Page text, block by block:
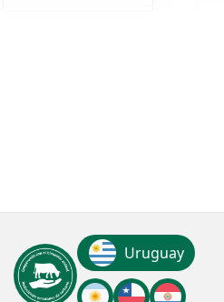
38
VISUALIZACIONES
ClicData Uruguay